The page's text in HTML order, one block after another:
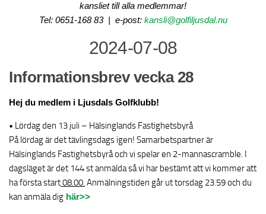
Resultat – Wira Medical Masters 2026
G/H Seniorer
Anpassa din utrustning
Lektioner av vår PRO
Medlemsträning
kansliet till alla medlemmar!
Tel: 0651-168 83 | e-post: kansli@golfiljusdal.nu
2024-07-08
Informationsbrev vecka 28
Hej du medlem i Ljusdals Golfklubb!
• Lördag den 13 juli – Hälsinglands Fastighetsbyrå
På lördag är det tävlingsdags igen! Samarbetspartner är
Hälsinglands Fastighetsbyråoch vi spelar en 2-mannascramble. I
dagsläget är det 144 st anmälda så vi har bestämt att vi kommer att
ha första start08.00. Anmälningstiden går ut torsdag 23.59 och du
kan anmäla dig här>>